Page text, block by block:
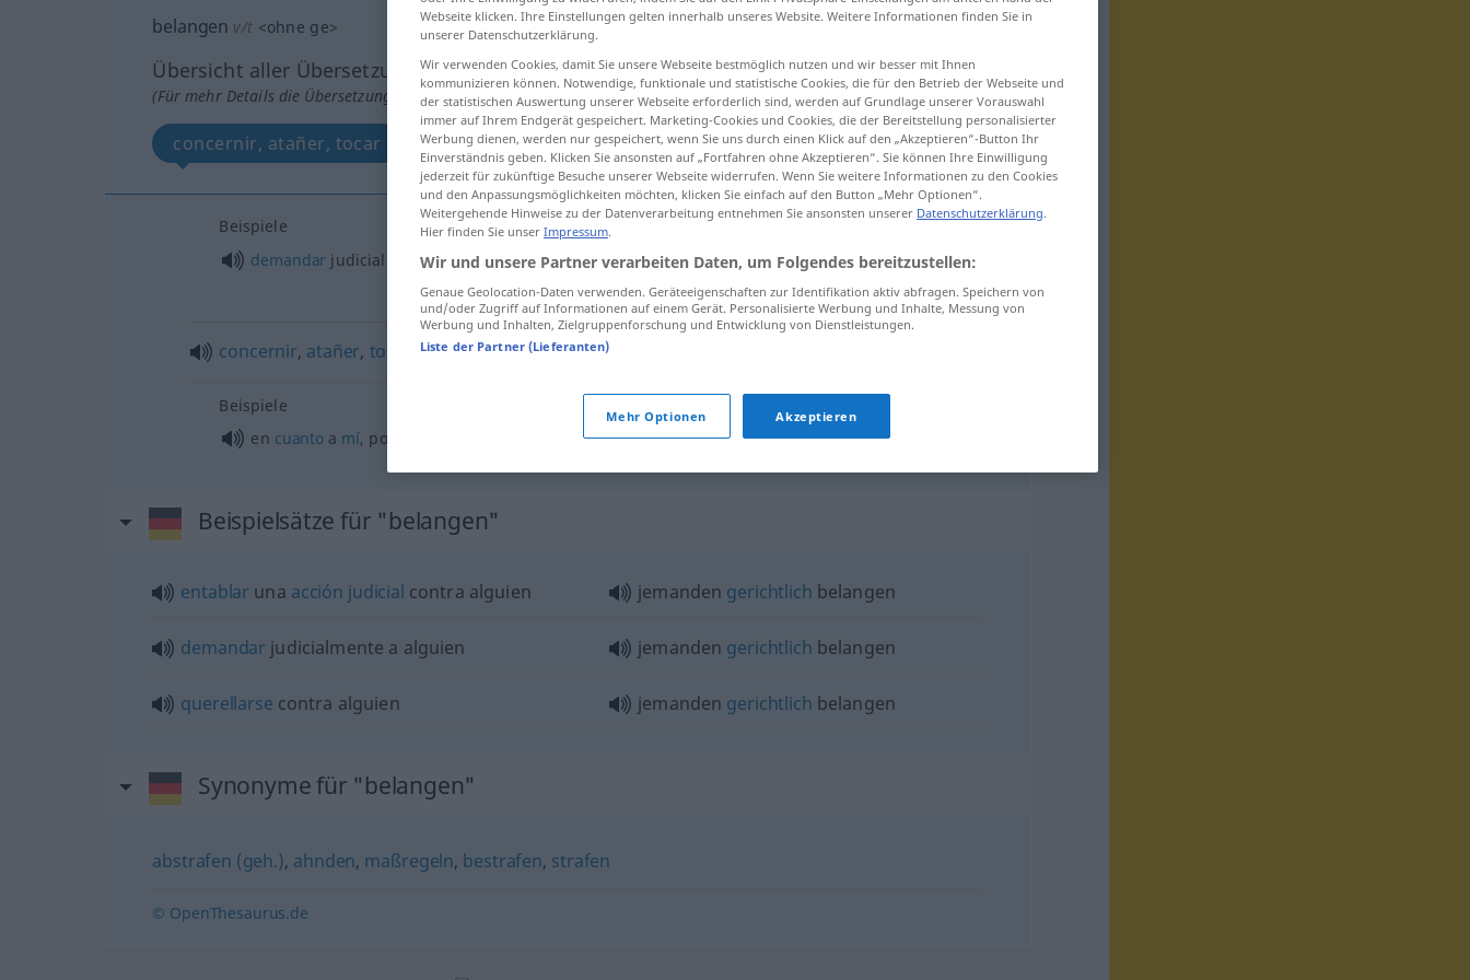
belangen v/t <ohne ge>
Übersicht aller Übersetzungen
(Für mehr Details die Übersetzung anklicken/antippen)
concernir, atañer, tocar
Beispiele
demandar judicialmente a alguien jemanden (gerichtlich) belangen
JUR
concernir, atañer, tocar
Beispiele
en cuanto a mí, por lo que a was mich belangt
Beispielsätze für "belangen"
entablar una acción judicial contra alguien jemanden gerichtlich belangen
demandar judicialmente a alguien jemanden gerichtlich belangen
querellarse contra alguien jemanden gerichtlich belangen
Synonyme für "belangen"
abstrafen (geh.), ahnden, maßregeln, bestrafen, strafen
© OpenThesaurus.de
Webseite klicken. Ihre Einstellungen gelten innerhalb unseres Website. Weitere Informationen finden Sie in
unserer Datenschutzerklärung.
Wir verwenden Cookies, damit Sie unsere Webseite bestmöglich nutzen und wir besser mit Ihnen
kommunizieren können. Notwendige, funktionale und statistische Cookies, die für den Betrieb der Webseite und
der statistischen Auswertung unserer Webseite erforderlich sind, werden auf Grundlage unserer Vorauswahl
immer auf Ihrem Endgerät gespeichert. Marketing-Cookies und Cookies, die der Bereitstellung personalisierter
Werbung dienen, werden nur gespeichert, wenn Sie uns durch einen Klick auf den „Akzeptieren“-Button Ihr
Einverständnis geben. Klicken Sie ansonsten auf „Fortfahren ohne Akzeptieren“. Sie können Ihre Einwilligung
jederzeit für zukünftige Besuche unserer Webseite widerrufen. Wenn Sie weitere Informationen zu den Cookies
und den Anpassungsmöglichkeiten möchten, klicken Sie einfach auf den Button „Mehr Optionen“.
Weitergehende Hinweise zu der Datenverarbeitung entnehmen Sie ansonsten unserer Datenschutzerklärung.
Hier finden Sie unser Impressum.
Wir und unsere Partner verarbeiten Daten, um Folgendes bereitzustellen:
Genaue Geolocation-Daten verwenden. Geräteeigenschaften zur Identifikation aktiv abfragen. Speichern von
und/oder Zugriff auf Informationen auf einem Gerät. Personalisierte Werbung und Inhalte, Messung von
Werbung und Inhalten, Zielgruppenforschung und Entwicklung von Dienstleistungen.
Liste der Partner (Lieferanten)
Mehr Optionen Akzeptieren